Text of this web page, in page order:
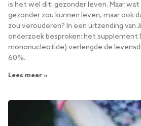
is het wel dit: gezonder leven. Maar wat
gezonder zou kunnen leven, maar ook
zou verouderen? In een uitzending van
onderzoek besproken: het supplement
mononucleotide) verlengde de
60%.
Lees meer »